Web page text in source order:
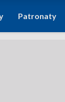
Patronaty